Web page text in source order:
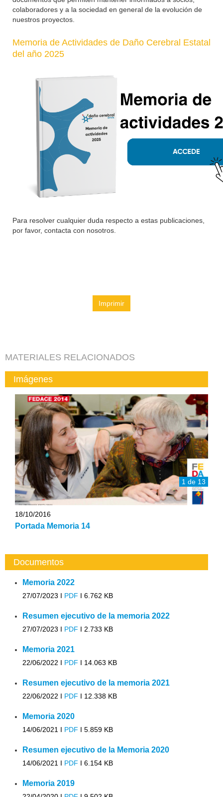
colaboradores y a la sociedad en general de la evolución de
nuestros proyectos.
Memoria de Actividades de Daño Cerebral Estatal
del año 2025
Para resolver cualquier duda respecto a estas publicaciones,
por favor, contacta con nosotros.
Imprimir
MATERIALES RELACIONADOS
Imágenes
1 de 13
18/10/2016
Portada Memoria 14
Documentos
Memoria 2022
27/07/2023 I PDF I 6.762 KB
Resumen ejecutivo de la memoria 2022
27/07/2023 I PDF I 2.733 KB
Memoria 2021
22/06/2022 I PDF I 14.063 KB
Resumen ejecutivo de la memoria 2021
22/06/2022 I PDF I 12.338 KB
Memoria 2020
14/06/2021 I PDF I 5.859 KB
Resumen ejecutivo de la Memoria 2020
14/06/2021 I PDF I 6.154 KB
Memoria 2019